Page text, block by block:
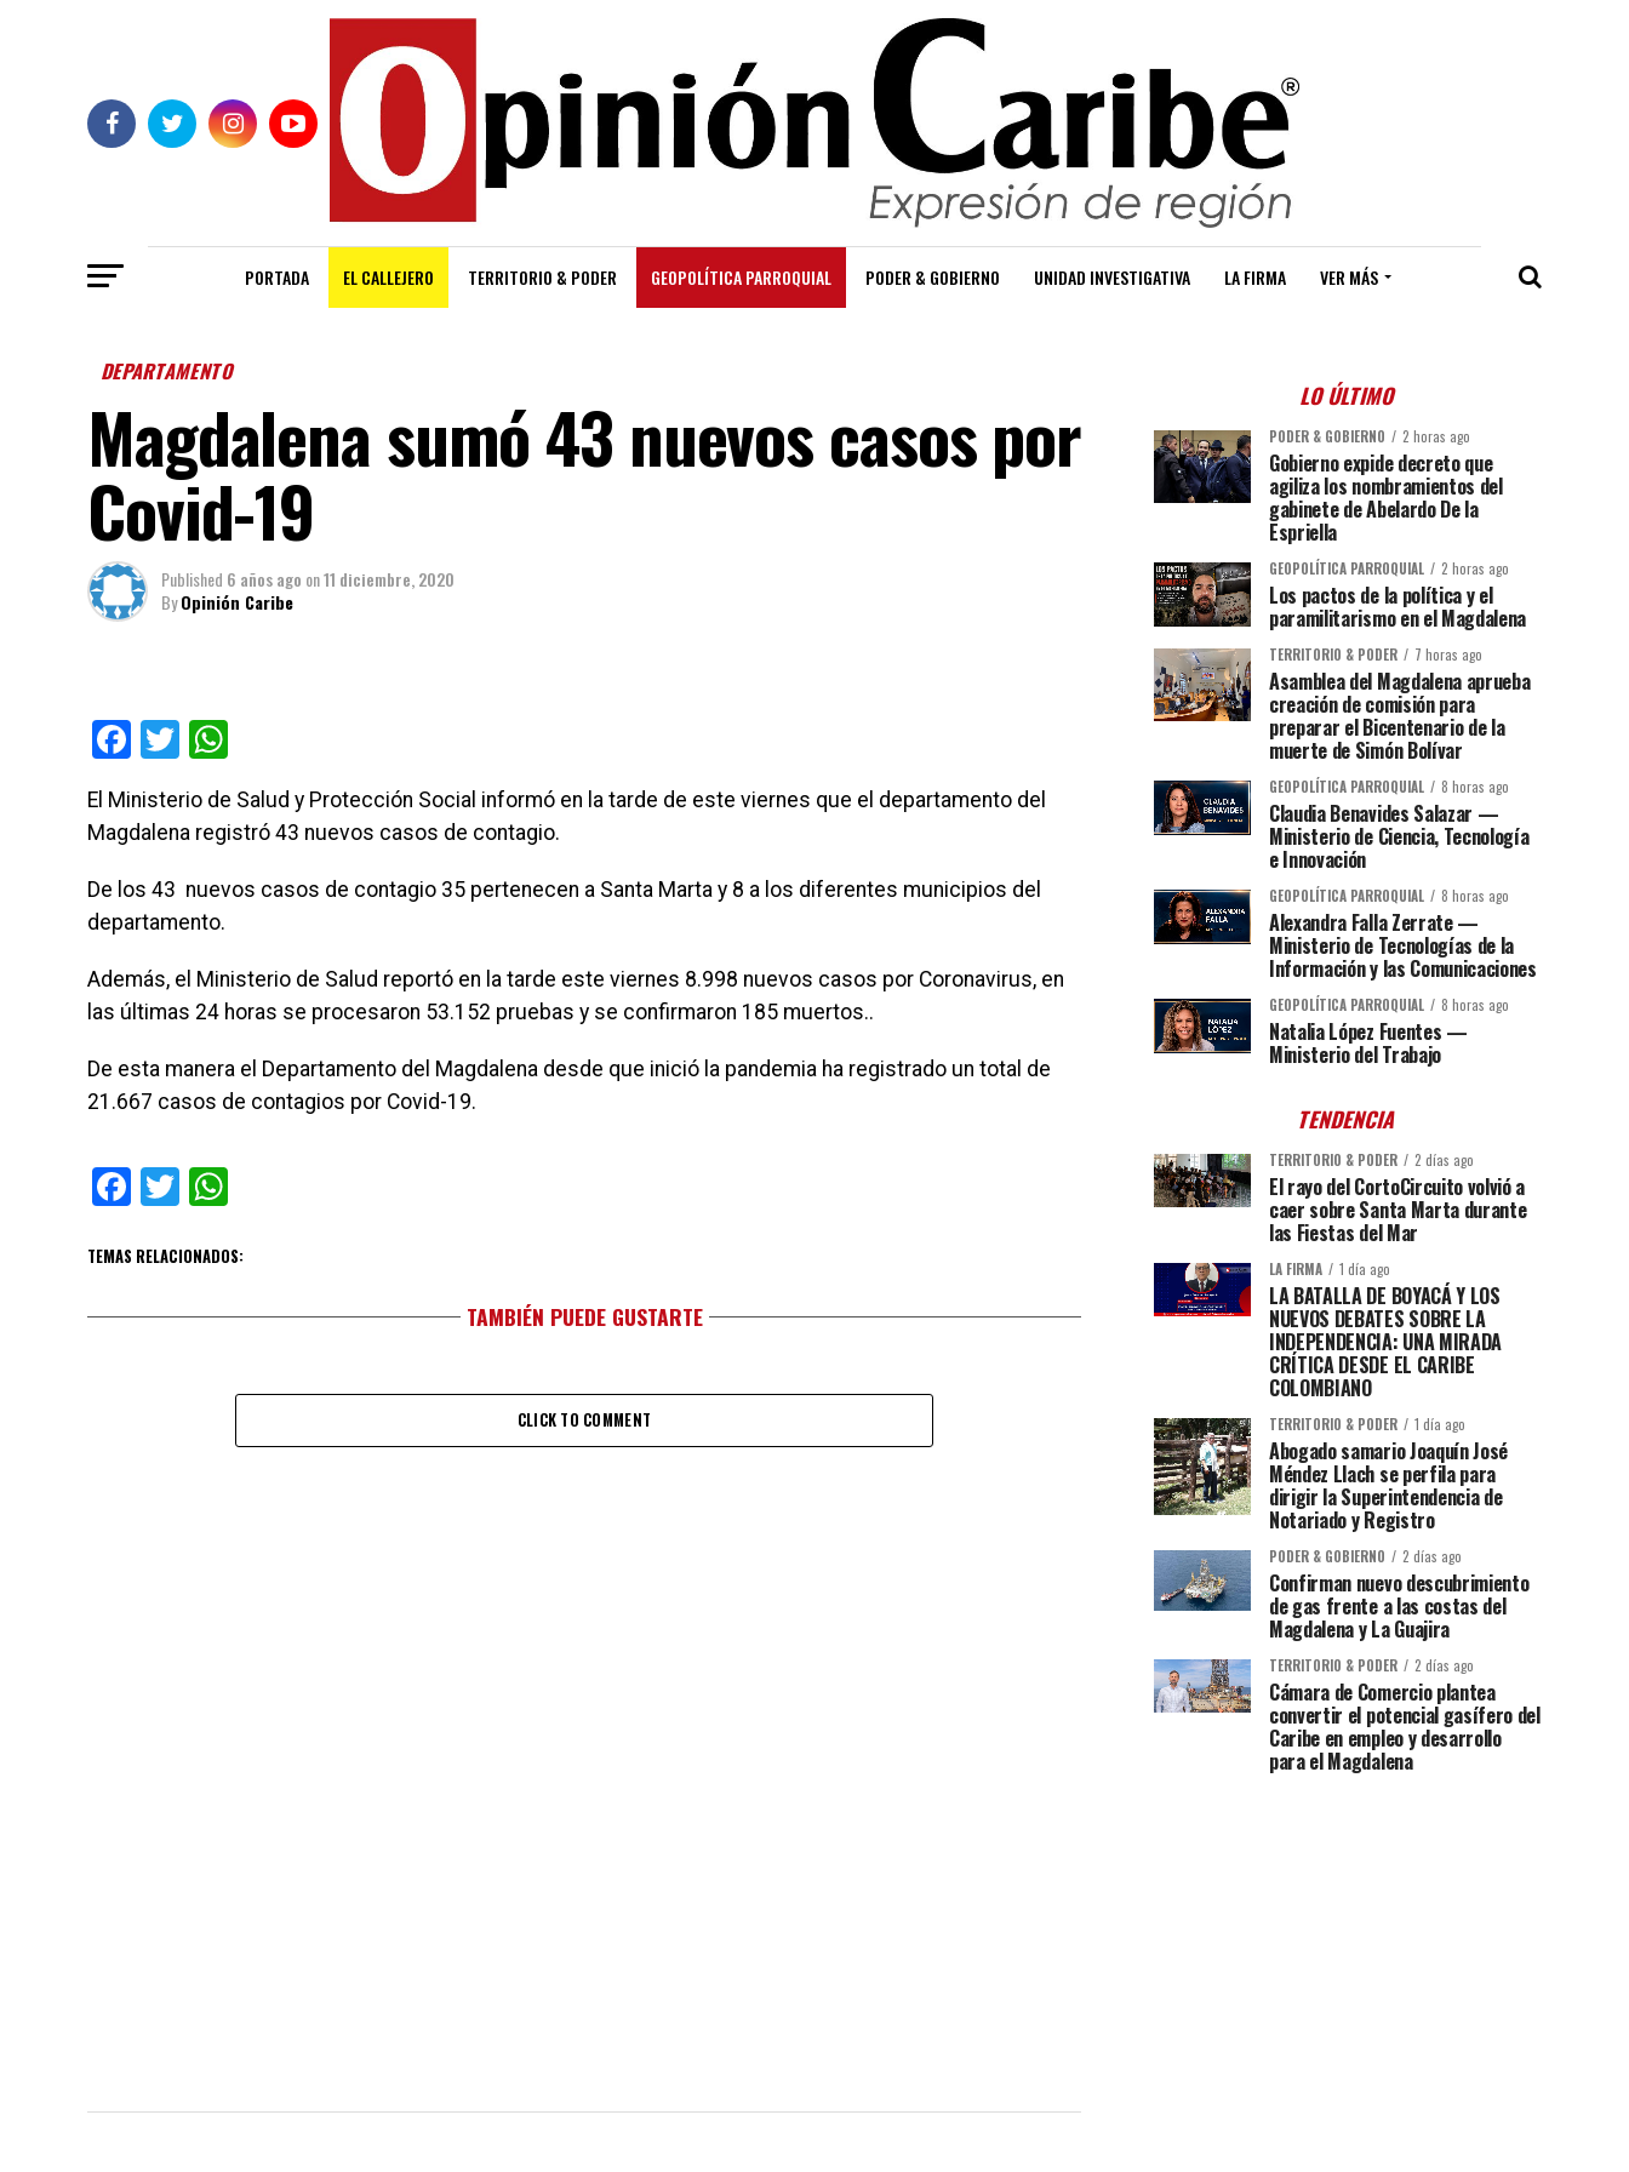
PORTADA EL CALLEJERO TERRITORIO & PODER GEOPOLÍTICA PARROQUIAL PODER & GOBIERNO UNIDAD INVESTIGATIVA LA FIRMA VER MÁS
DEPARTAMENTO
Magdalena sumó 43 nuevos casos por
Covid-19
Published 6 años ago on11 diciembre, 2020
ByOpinión Caribe
Facebook
Twitter
El Ministerio de Salud y Protección Social informó en la tarde de este viernes que el departamento del
Magdalena registró 43 nuevos casos de contagio.
De los 43 nuevos casos de contagio 35 pertenecen a Santa Marta y 8 a los diferentes municipios del
departamento.
Además, el Ministerio de Salud reportó en la tarde este viernes 8.998 nuevos casos por Coronavirus, en
las últimas 24 horas se procesaron 53.152 pruebas y se confirmaron 185 muertos..
De esta manera el Departamento del Magdalena desde que inició la pandemia ha registrado un total de
21.667 casos de contagios por Covid-19.
Facebook
Twitter
TEMAS RELACIONADOS:
TAMBIÉN PUEDE GUSTARTE
CLICK TO COMMENT
LO ÚLTIMO
PODER & GOBIERNO 2 horas ago
Gobierno expide decreto que
agiliza los nombramientos del
gabinete de Abelardo De la
Espriella
GEOPOLÍTICA PARROQUIAL 2 horas ago
Los pactos de la política y el
paramilitarismo en el Magdalena
TERRITORIO & PODER 7 horas ago
Asamblea del Magdalena aprueba
creación de comisión para
preparar el Bicentenario de la
muerte de Simón Bolívar
GEOPOLÍTICA PARROQUIAL 8 horas ago
Claudia Benavides Salazar —
Ministerio de Ciencia, Tecnología
e Innovación
GEOPOLÍTICA PARROQUIAL 8 horas ago
Alexandra Falla Zerrate —
Ministerio de Tecnologías de la
Información y las Comunicaciones
GEOPOLÍTICA PARROQUIAL 8 horas ago
Natalia López Fuentes —
Ministerio del Trabajo
TENDENCIA
TERRITORIO & PODER 2 días ago
El rayo del CortoCircuito volvió a
caer sobre Santa Marta durante
las Fiestas del Mar
LA FIRMA 1 día ago
LA BATALLA DE BOYACÁ Y LOS
NUEVOS DEBATES SOBRE LA
INDEPENDENCIA: UNA MIRADA
CRÍTICA DESDE EL CARIBE
COLOMBIANO
TERRITORIO & PODER 1 día ago
Abogado samario Joaquín José
Méndez Llach se perfila para
dirigir la Superintendencia de
Notariado y Registro
PODER & GOBIERNO 2 días ago
Confirman nuevo descubrimiento
de gas frente a las costas del
Magdalena y La Guajira
TERRITORIO & PODER 2 días ago
Cámara de Comercio plantea
convertir el potencial gasífero del
Caribe en empleo y desarrollo
para el Magdalena